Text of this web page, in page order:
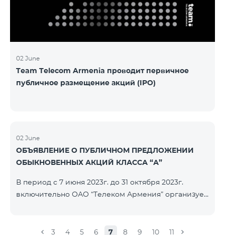
ունենալու են ընդամենը 72 ժամ։ Հաջողություն
մաղթելով մրցույթի մասնակիցներին Team
Telecom Armenia-ի գլխավոր տնօրեն Հայկ
Եսայանը նշեց, որ
02 June
Team Telecom Armenia проводит первичное
публичное размещение акций (IPO)
02 June
ОБЪЯВЛЕНИЕ О ПУБЛИЧНОМ ПРЕДЛОЖЕНИИ
ОБЫКНОВЕННЫХ АКЦИЙ КЛАССА “А”
В период с 7 июня 2023г. до 31 октября 2023г.
включительно ОАО “Телеком Армения” организует
ЭМИТЕНТ ОАО “ТЕЛЕКОМ АРМЕНИЯ” ТИП
3 4 5 6 7 8 9 10 11